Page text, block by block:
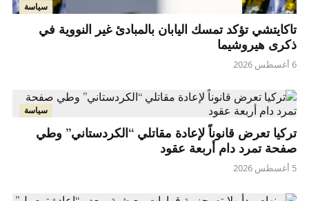
سياسة
تاكايتشي تؤكد تمسك اليابان بالمبادئ غير النووية في
ذكرى هيروشيما
6 أغسطس 2026
سياسة
تركيا تعرض قانوناً لإعادة مقاتلي “الكردستاني” وطي
صفحة تمرد دام أربعة عقود
5 أغسطس 2026